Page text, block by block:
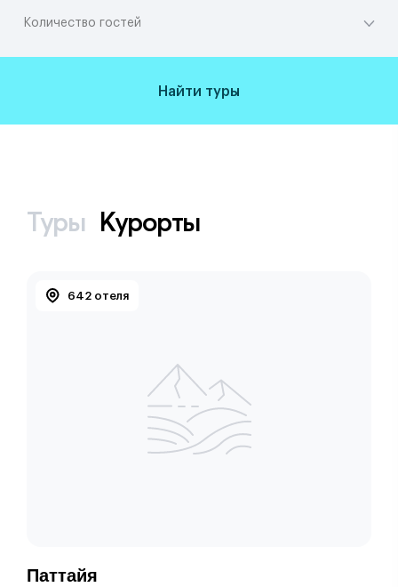
Количество гостей
Найти туры
Туры Курорты
642 отеля
Паттайя